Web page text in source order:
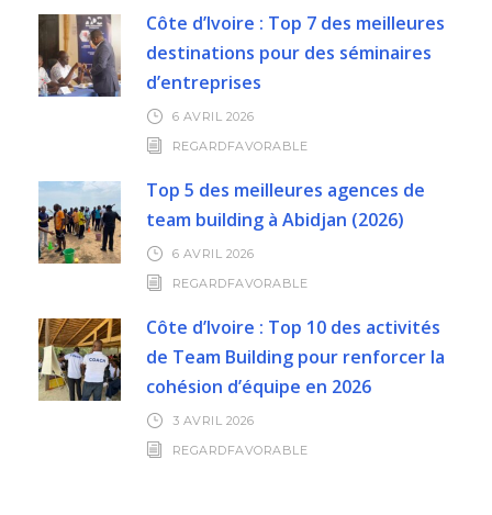
Côte d’Ivoire : Top 7 des meilleures
destinations pour des séminaires
d’entreprises
6 AVRIL 2026
REGARDFAVORABLE
Top 5 des meilleures agences de
team building à Abidjan (2026)
6 AVRIL 2026
REGARDFAVORABLE
Côte d’Ivoire : Top 10 des activités
de Team Building pour renforcer la
cohésion d’équipe en 2026
3 AVRIL 2026
REGARDFAVORABLE